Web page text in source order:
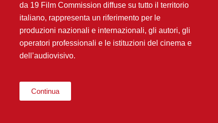
da 19 Film Commission diffuse su tutto il territorio
italiano, rappresenta un riferimento per le
produzioni nazionali e internazionali, gli autori, gli
operatori professionali e le istituzioni del cinema e
dell’audiovisivo.
Continua